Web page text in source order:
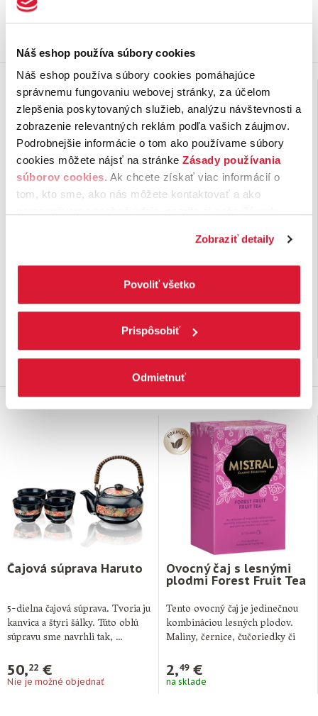
Náš eshop používa súbory cookies
Náš eshop používa súbory cookies pomáhajúce
správnemu fungovaniu webovej stránky, za účelom
zlepšenia poskytovaných služieb, analýzu návštevnosti a
zobrazenie relevantných reklám podľa vašich záujmov.
Podrobnejšie informácie o tom ako používame súbory
cookies môžete nájsť na stránke Zásady používania
súborov cookies. Ak chcete získať viac informácií o
tom, kto sme, ako nás môžete kontaktovať a ako
„Povoliť všetko“ vyjadríte svoj súhlas s používaním
zamietnuť, upravte preferencie kliknutím na tlačítko
Zobraziť detaily
Povoliť všetko
Prispôsobiť
Odmietnuť
Mohlo by vás ešte zaujať
káve v objeme 85 ml. Výška 7 cm
a priemer …
Finest Tea Collection
výber exkluzívnych
netradičným čajovým darčekom.
Čajová kolekcia obsahuje 36
nálevových vreciek v
hygienickom prebale …
5,89 €
Čajová súprava Haruto
5-dielna čajová súprava. Tvoria ju
kanvica a štyri šálky. Túto oblú
súpravu sme navrhli tak, …
50,22 €
Nie je možné objednať
Ovocný čaj s lesnými
plodmi Forest Fruit Tea
Tento ovocný čaj je jedinečnou
kombináciou lesných plodov.
Maliny, černice, čučoriedky či
2,49€
na sklade